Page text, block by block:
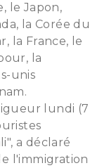
le Japon,
la Corée du
la France, le
la
unis
lundi (7
a déclaré
l'immigration